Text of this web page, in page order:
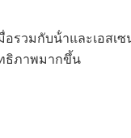
รวมกับน้ําและเอสเ
ธิภาพมากขึ้น